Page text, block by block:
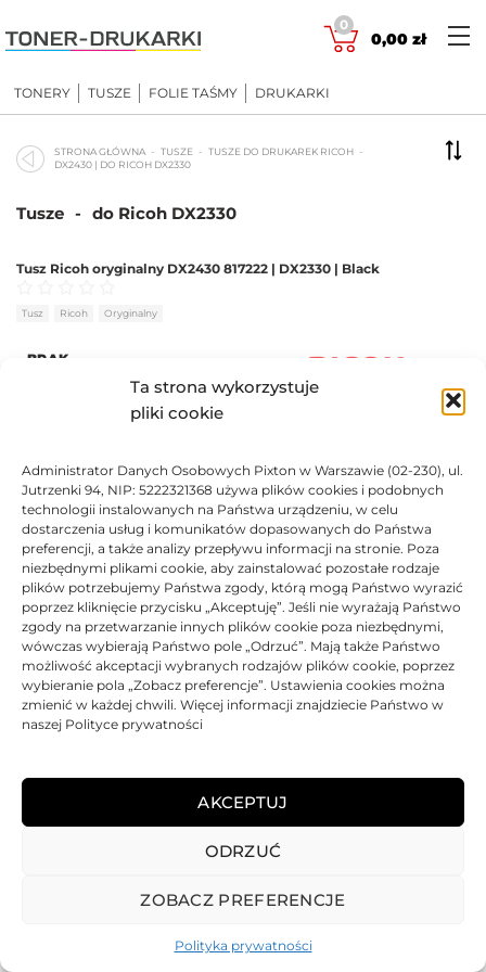
Ta strona wykorzystuje
pliki cookie
Administrator Danych Osobowych Pixton w Warszawie (02-230), ul.
Jutrzenki 94, NIP: 5222321368 używa plików cookies i podobnych
technologii instalowanych na Państwa urządzeniu, w celu
dostarczenia usług i komunikatów dopasowanych do Państwa
preferencji, a także analizy przepływu informacji na stronie. Poza
niezbędnymi plikami cookie, aby zainstalować pozostałe rodzaje
plików potrzebujemy Państwa zgody, którą mogą Państwo wyrazić
poprzez kliknięcie przycisku „Akceptuję”. Jeśli nie wyrażają Państwo
zgody na przetwarzanie innych plików cookie poza niezbędnymi,
wówczas wybierają Państwo pole „Odrzuć”. Mają także Państwo
możliwość akceptacji wybranych rodzajów plików cookie, poprzez
wybieranie pola „Zobacz preferencje”. Ustawienia cookies można
zmienić w każdej chwili. Więcej informacji znajdziecie Państwo w
naszej Polityce prywatności
AKCEPTUJ
ODRZUĆ
ZOBACZ PREFERENCJE
Polityka prywatności
to
content
0
0,00 zł
TONERY TUSZE FOLIE TAŚMY DRUKARKI
STRONA GŁÓWNA TUSZE
TUSZE DO DRUKAREK RICOH
DX2430 | DO RICOH DX2330
Tusze - do Ricoh DX2330
BRAK
Tusz Ricoh oryginalny DX2430 817222 | DX2330 | Black
Oceniono
Tusz Ricoh Oryginalny
ALL RIGHTS RESERVED. WEBSITE PROTECTED